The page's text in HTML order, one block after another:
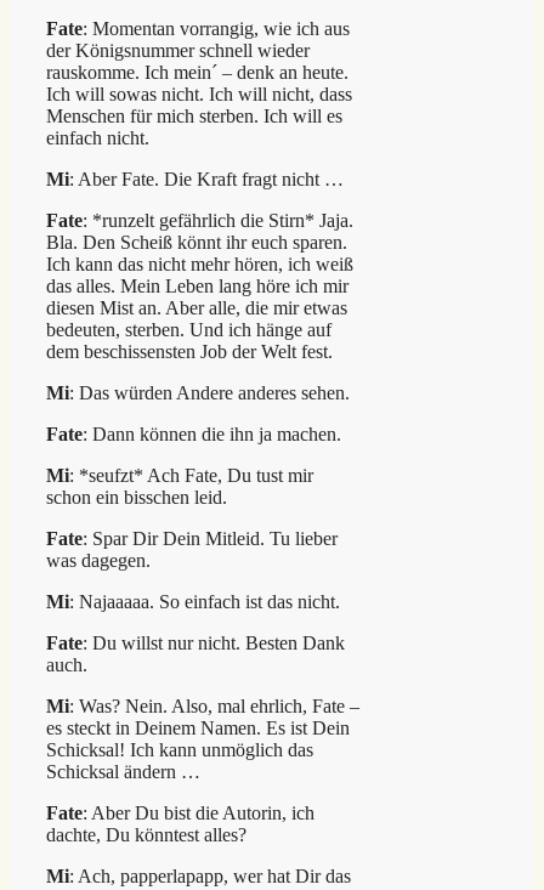
Fate: Momentan vorrangig, wie ich aus
der Königsnummer schnell wieder
rauskomme. Ich mein´ – denk an heute.
Ich will sowas nicht. Ich will nicht, dass
Menschen für mich sterben. Ich will es
einfach nicht.
Mi: Aber Fate. Die Kraft fragt nicht …
Fate: *runzelt gefährlich die Stirn* Jaja.
Bla. Den Scheiß könnt ihr euch sparen.
Ich kann das nicht mehr hören, ich weiß
das alles. Mein Leben lang höre ich mir
diesen Mist an. Aber alle, die mir etwas
bedeuten, sterben. Und ich hänge auf
dem beschissensten Job der Welt fest.
Mi: Das würden Andere anderes sehen.
Fate: Dann können die ihn ja machen.
Mi: *seufzt* Ach Fate, Du tust mir
schon ein bisschen leid.
Fate: Spar Dir Dein Mitleid. Tu lieber
was dagegen.
Mi: Najaaaaa. So einfach ist das nicht.
Fate: Du willst nur nicht. Besten Dank
auch.
Mi: Was? Nein. Also, mal ehrlich, Fate –
es steckt in Deinem Namen. Es ist Dein
Schicksal! Ich kann unmöglich das
Schicksal ändern …
Fate: Aber Du bist die Autorin, ich
dachte, Du könntest alles?
Mi: Ach, papperlapapp, wer hat Dir das